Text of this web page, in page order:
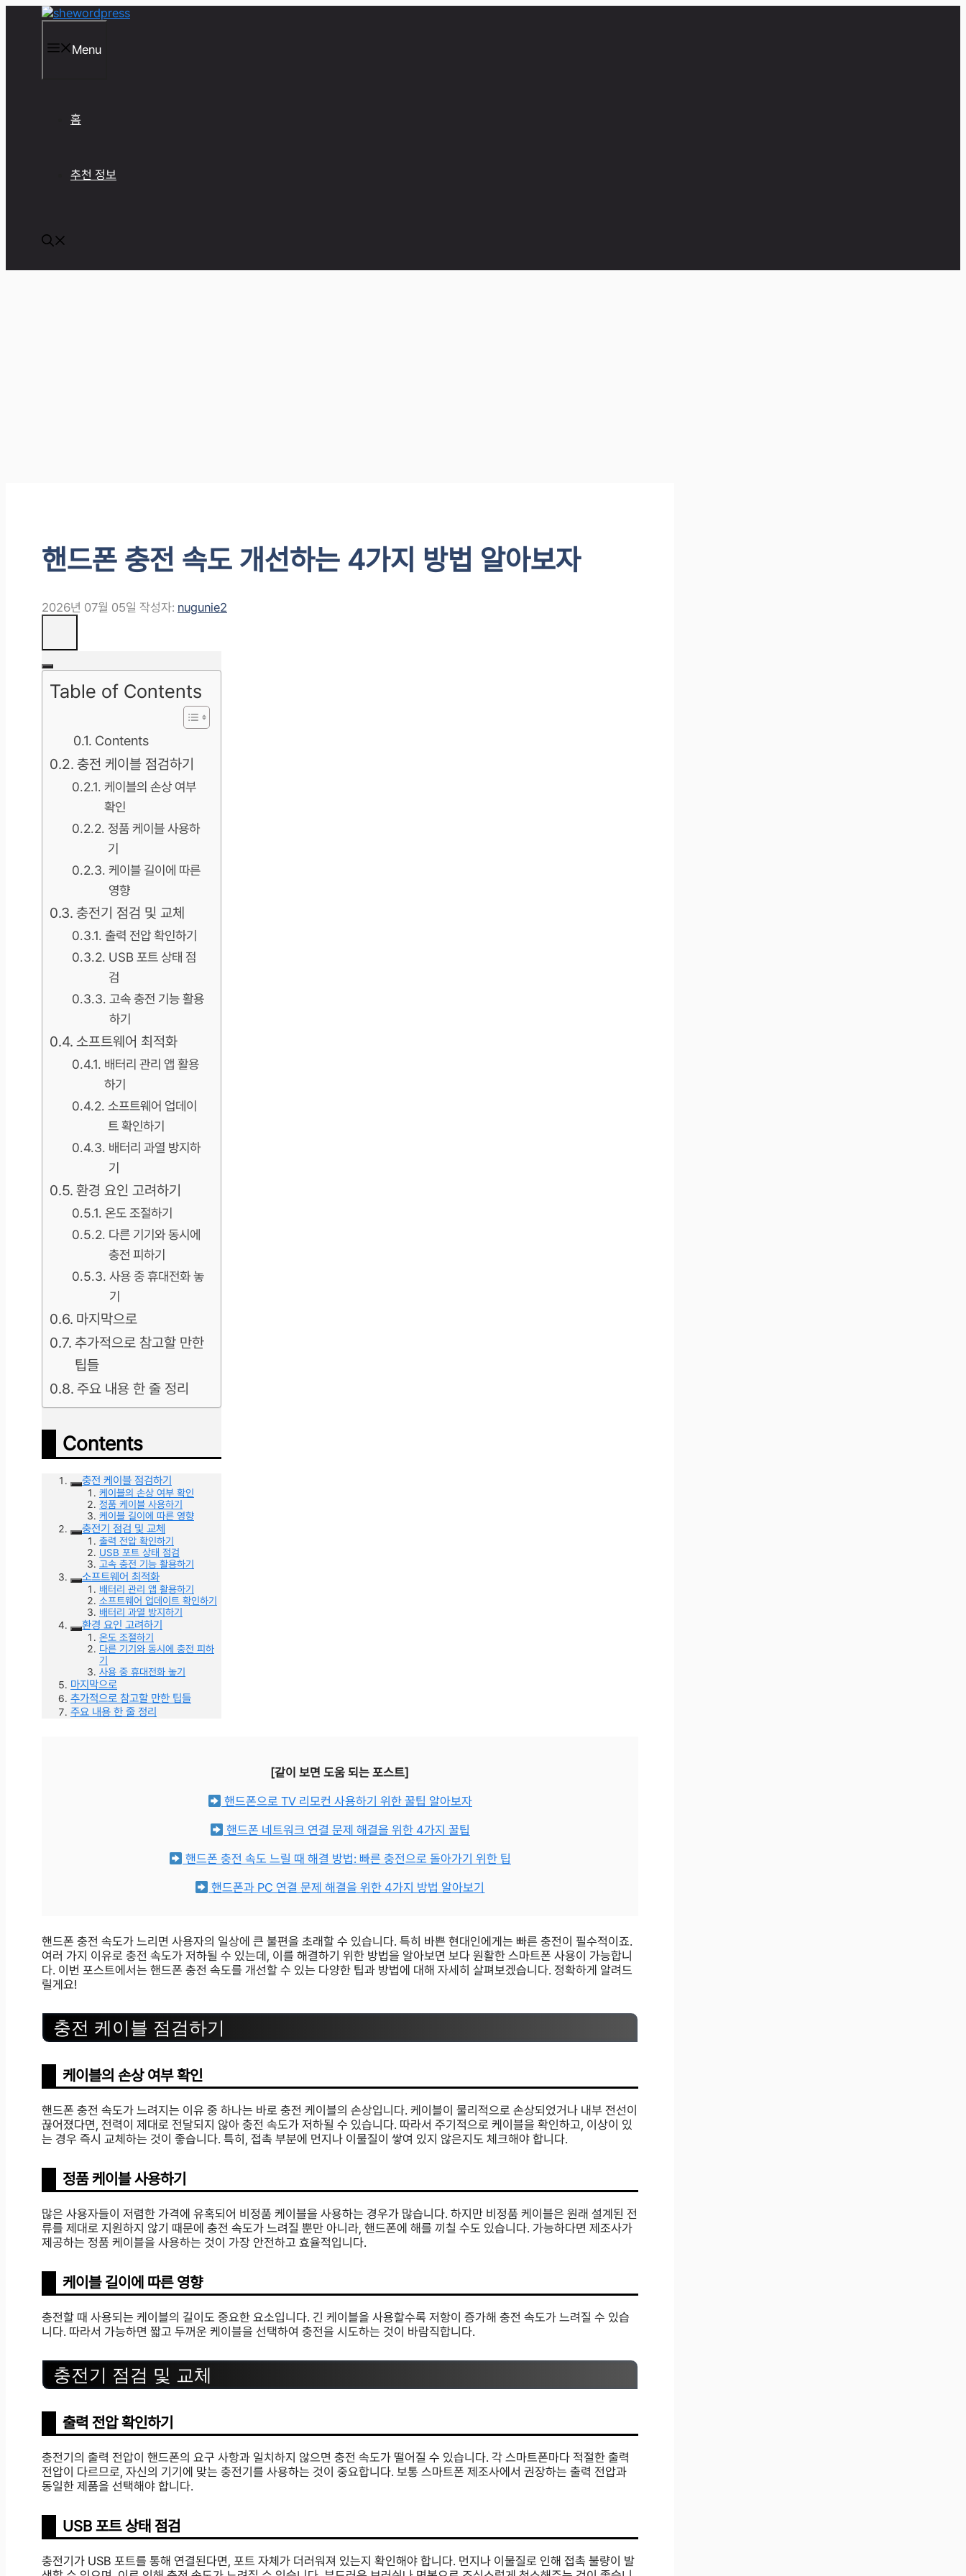
Menu
홈
추천 정보
핸드폰 충전 속도 개선하는 4가지 방법 알아보자
2026년 07월 05일 작성자: nugunie2
Table of Contents
Contents
충전 케이블 점검하기
케이블의 손상 여부
확인
정품 케이블 사용하
기
케이블 길이에 따른
영향
충전기 점검 및 교체
출력 전압 확인하기
USB 포트 상태 점
검
고속 충전 기능 활용
하기
소프트웨어 최적화
배터리 관리 앱 활용
하기
소프트웨어 업데이
트 확인하기
배터리 과열 방지하
기
환경 요인 고려하기
온도 조절하기
다른 기기와 동시에
충전 피하기
사용 중 휴대전화 놓
기
마지막으로
추가적으로 참고할 만한
팁들
주요 내용 한 줄 정리
Contents
충전 케이블 점검하기
케이블의 손상 여부 확인
정품 케이블 사용하기
케이블 길이에 따른 영향
충전기 점검 및 교체
출력 전압 확인하기
USB 포트 상태 점검
고속 충전 기능 활용하기
소프트웨어 최적화
배터리 관리 앱 활용하기
소프트웨어 업데이트 확인하기
배터리 과열 방지하기
환경 요인 고려하기
온도 조절하기
다른 기기와 동시에 충전 피하
기
사용 중 휴대전화 놓기
마지막으로
추가적으로 참고할 만한 팁들
주요 내용 한 줄 정리
[같이 보면 도움 되는 포스트]
핸드폰으로 TV 리모컨 사용하기 위한 꿀팁 알아보자
핸드폰 네트워크 연결 문제 해결을 위한 4가지 꿀팁
핸드폰 충전 속도 느릴 때 해결 방법: 빠른 충전으로 돌아가기 위한 팁
핸드폰과 PC 연결 문제 해결을 위한 4가지 방법 알아보기
핸드폰 충전 속도가 느리면 사용자의 일상에 큰 불편을 초래할 수 있습니다. 특히 바쁜 현대인에게는 빠른 충전이 필수적이죠.
여러 가지 이유로 충전 속도가 저하될 수 있는데, 이를 해결하기 위한 방법을 알아보면 보다 원활한 스마트폰 사용이 가능합니
다. 이번 포스트에서는 핸드폰 충전 속도를 개선할 수 있는 다양한 팁과 방법에 대해 자세히 살펴보겠습니다. 정확하게 알려드
릴게요!
충전 케이블 점검하기
케이블의 손상 여부 확인
핸드폰 충전 속도가 느려지는 이유 중 하나는 바로 충전 케이블의 손상입니다. 케이블이 물리적으로 손상되었거나 내부 전선이
끊어졌다면, 전력이 제대로 전달되지 않아 충전 속도가 저하될 수 있습니다. 따라서 주기적으로 케이블을 확인하고, 이상이 있
는 경우 즉시 교체하는 것이 좋습니다. 특히, 접촉 부분에 먼지나 이물질이 쌓여 있지 않은지도 체크해야 합니다.
정품 케이블 사용하기
많은 사용자들이 저렴한 가격에 유혹되어 비정품 케이블을 사용하는 경우가 많습니다. 하지만 비정품 케이블은 원래 설계된 전
류를 제대로 지원하지 않기 때문에 충전 속도가 느려질 뿐만 아니라, 핸드폰에 해를 끼칠 수도 있습니다. 가능하다면 제조사가
제공하는 정품 케이블을 사용하는 것이 가장 안전하고 효율적입니다.
케이블 길이에 따른 영향
충전할 때 사용되는 케이블의 길이도 중요한 요소입니다. 긴 케이블을 사용할수록 저항이 증가해 충전 속도가 느려질 수 있습
니다. 따라서 가능하면 짧고 두꺼운 케이블을 선택하여 충전을 시도하는 것이 바람직합니다.
충전기 점검 및 교체
출력 전압 확인하기
충전기의 출력 전압이 핸드폰의 요구 사항과 일치하지 않으면 충전 속도가 떨어질 수 있습니다. 각 스마트폰마다 적절한 출력
전압이 다르므로, 자신의 기기에 맞는 충전기를 사용하는 것이 중요합니다. 보통 스마트폰 제조사에서 권장하는 출력 전압과
동일한 제품을 선택해야 합니다.
USB 포트 상태 점검
충전기가 USB 포트를 통해 연결된다면, 포트 자체가 더러워져 있는지 확인해야 합니다. 먼지나 이물질로 인해 접촉 불량이 발